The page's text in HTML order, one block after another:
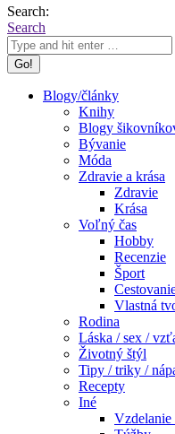
Search:
Search
Blogy/články
Knihy
Blogy
Bývanie
Móda
Zdravie a krása
Zdravie
Krása
Voľný čas
Hobby
Recenzie
Šport
Vlastná
Rodina
Láska / sex /
Životný štýl
Tipy / triky /
Recepty
Iné
Vzdelanie